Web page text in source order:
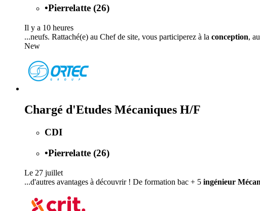
•Pierrelatte (26)
Il y a 10 heures
...neufs. Rattaché(e) au Chef de site, vous participerez à la conception,
New
Chargé d'Etudes Mécaniques H/F
CDI
•Pierrelatte (26)
Le 27 juillet
...d'autres avantages à découvrir ! De formation bac + 5 ingénieur